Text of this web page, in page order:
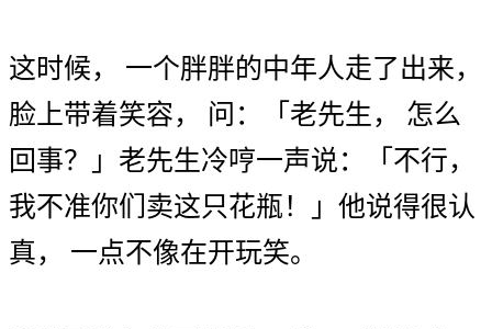
这时候， 一个胖胖的中年人走了出来，
脸上带着笑容， 问 ： 「 老先生 ，
怎么
回 事？ 」 老先生冷哼一声说： 「 不行，
我不准你们 卖这只花瓶！ 」 他说得很认
真， 一点不像在开玩笑。